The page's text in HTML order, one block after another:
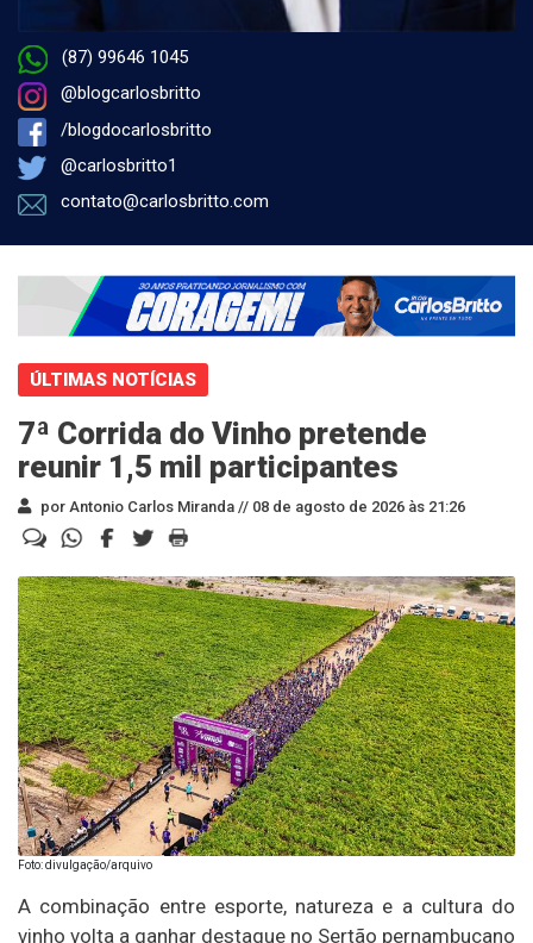
(87) 99646 1045
@blogcarlosbritto
/blogdocarlosbritto
@carlosbritto1
contato@carlosbritto.com
ÚLTIMAS NOTÍCIAS
7ª Corrida do Vinho pretende
reunir 1,5 mil participantes
por Antonio Carlos Miranda // 08 de agosto de 2026 às 21:26
Foto: divulgação/arquivo
A combinação entre esporte, natureza e a cultura do
vinho volta a ganhar destaque no Sertão pernambucano